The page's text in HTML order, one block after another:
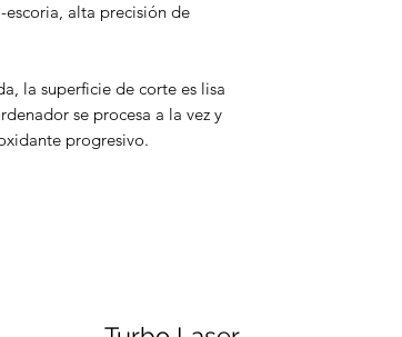
escoria, alta precisión de
la superficie de corte es lisa
se procesa a la vez y
progresivo.